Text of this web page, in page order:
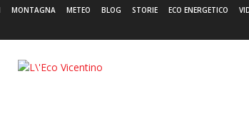
MONTAGNA METEO BLOG STORIE ECO ENERGETICO
L'Eco